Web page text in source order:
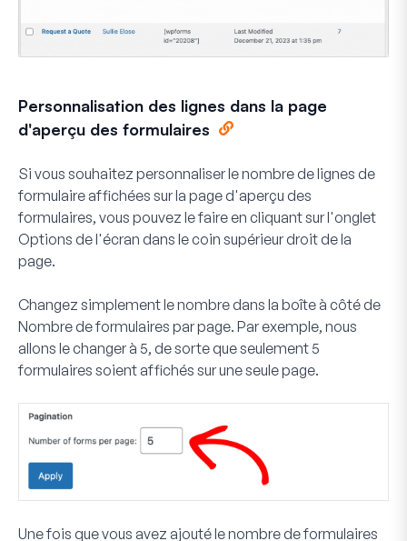
Personnalisation des lignes dans la page
d'aperçu des formulaires
Si vous souhaitez personnaliser le nombre de lignes de
formulaire affichées sur la page d'aperçu des
formulaires, vous pouvez le faire en cliquant sur l'onglet
Options de l'écran dans le coin supérieur droit de la
page.
Changez simplement le nombre dans la boîte à côté de
Nombre de formulaires par page. Par exemple, nous
allons le changer à 5, de sorte que seulement 5
formulaires soient affichés sur une seule page.
Une fois que vous avez ajouté le nombre de formulaires